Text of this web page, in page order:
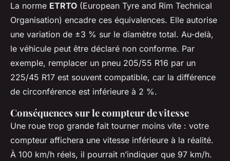
La norme ETRTO (European Tyre and Rim Technical
Organisation) encadre ces équivalences. Elle autorise
une variation de ±3 % sur le diamètre total. Au-delà,
le véhicule peut être déclaré non conforme. Par
exemple, remplacer un pneu 205/55 R16 par un
225/45 R17 est souvent compatible, car la différence
de circonférence est inférieure à 2 %.
Conséquences sur le compteur de vitesse
Une roue trop grande fait tourner moins vite : votre
compteur affichera une vitesse inférieure à la réalité.
À 100 km/h réels, il pourrait n’indiquer que 97 km/h.